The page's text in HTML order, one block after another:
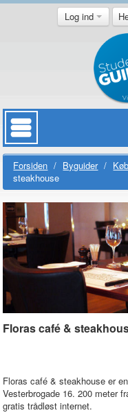
Log ind
Forsiden / Byguider /
steakhouse
Floras café &
Floras café & steakhouse er
Vesterbrogade 16. 200 meter
gratis trådløst internet.